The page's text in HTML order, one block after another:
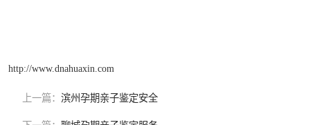
http://www.dnahuaxin.com
上一篇： 滨州孕期亲子鉴定安全